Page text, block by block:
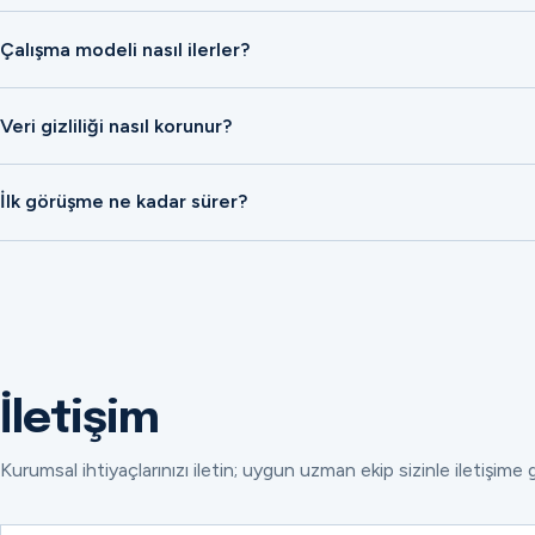
Çalışma modeli nasıl ilerler?
Veri gizliliği nasıl korunur?
İlk görüşme ne kadar sürer?
İletişim
Kurumsal ihtiyaçlarınızı iletin; uygun uzman ekip sizinle iletişime